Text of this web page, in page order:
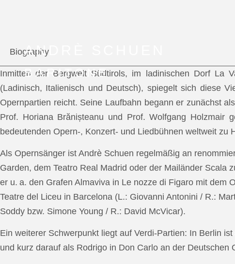
ANDRÈ SCHUEN
BARITONE
Biography
Inmitten der Bergwelt Südtirols, im ladinischen Dorf La
(Ladinisch, Italienisch und Deutsch), spiegelt sich diese
Opernpartien reicht. Seine Laufbahn begann er zunächst
Prof. Horiana Brănișteanu und Prof. Wolfgang
bedeutenden Opern-, Konzert- und Liedbühnen weltweit zu
Als Opernsänger ist Andrè Schuen regelmäßig an
Garden, dem Teatro Real Madrid oder der Mailänder Scala
er u. a. den Grafen Almaviva in Le nozze di Figaro mit dem
Teatre del Liceu in Barcelona (L.: Giovanni Antonini / R.:
Soddy bzw. Simone Young / R.: David McVicar).
Ein weiterer Schwerpunkt liegt auf Verdi-Partien: In Berlin
und kurz darauf als Rodrigo in Don Carlo an der